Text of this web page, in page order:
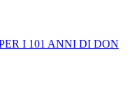
I 101 ANNI DI DON